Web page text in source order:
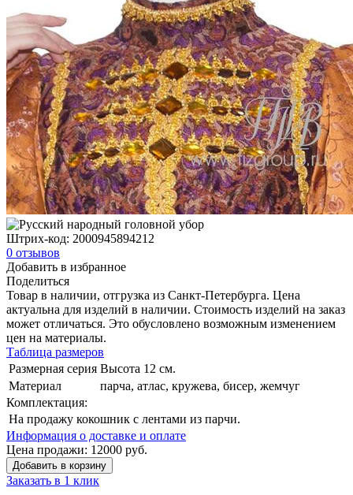
Штрих-код: 2000945894212
0 отзывов
Добавить в избранное
Поделиться
Товар в наличии, отгрузка из Санкт-Петербурга. Цена
актуальна для изделий в наличии. Стоимость изделий на заказ
может отличаться. Это обусловлено возможным изменением
цен на материалы.
Таблица размеров
Размерная серия Высота 12 см.
Материал
парча, атлас, кружева, бисер, жемчуг
Комплектация:
На продажу кокошник с лентами из парчи.
Информация о доставке и оплате
Цена продажи: 12000 руб.
Добавить в корзину
Заказать в 1 клик